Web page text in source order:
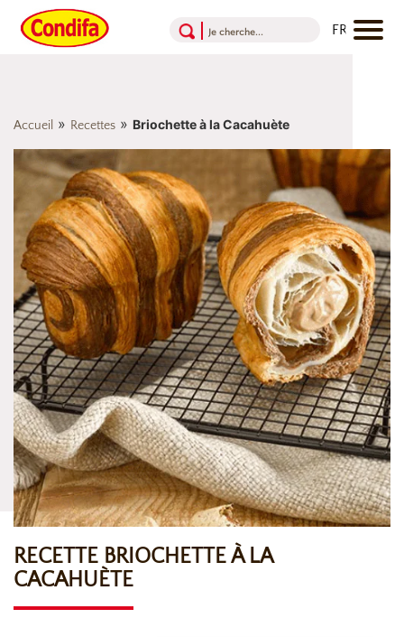
Accueil » Recettes » Briochette à la Cacahuète
RECETTE BRIOCHETTE À LA
CACAHUÈTE